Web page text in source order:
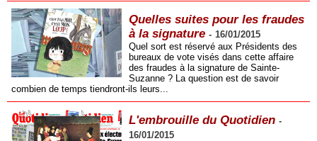
Quelles suites pour les fraudes
à la signature - 16/01/2015
Quel sort est réservé aux Présidents des
bureaux de vote visés dans cette affaire
des fraudes à la signature de Sainte-
Suzanne ? La question est de savoir
combien de temps tiendront-ils leurs...
L'embrouille du Quotidien -
16/01/2015